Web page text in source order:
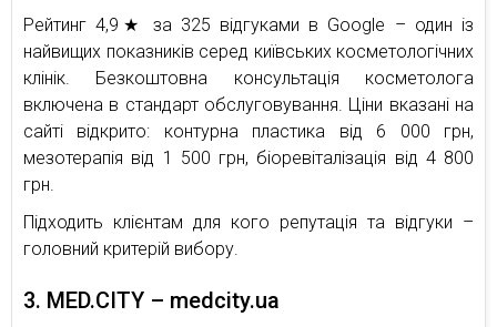
Рейтинг 4,9★ за 325 відгуками в Google – один із
найвищих показників серед київських косметологічних
клінік. Безкоштовна консультація косметолога
включена в стандарт обслуговування. Ціни вказані на
сайті відкрито: контурна пластика від 6 000 грн,
мезотерапія від 1 500 грн, біоревіталізація від 4 800
грн.
Підходить клієнтам для кого репутація та відгуки –
головний критерій вибору.
3. MED.CITY – medcity.ua